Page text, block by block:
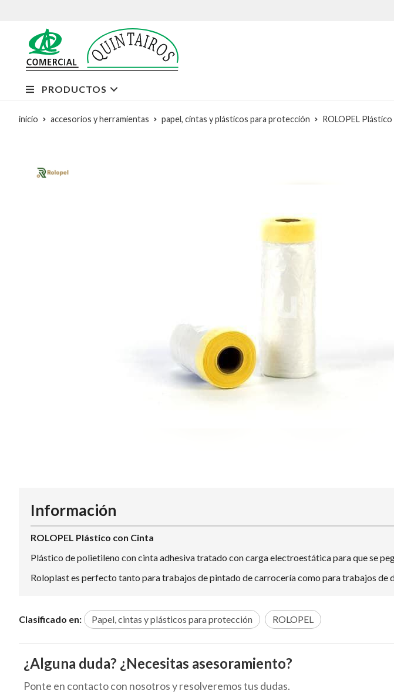
PRODUCTOS
inicio accesorios y herramientas papel, cintas y plásticos para protección ROLOPEL
Información
ROLOPEL Plástico con Cinta
Plástico de polietileno con cinta adhesiva tratado con carga electroestática para que se
Roloplast es perfecto tanto para trabajos de pintado de carrocería como para trabajos de
Clasificado en: Papel, cintas y plásticos para protección ROLOPEL
¿Alguna duda? ¿Necesitas asesoramiento?
Ponte en contacto con nosotros y resolveremos tus dudas.